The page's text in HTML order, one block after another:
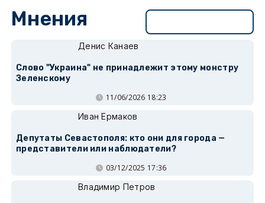
Мнения
Денис Канаев
Слово "Украина" не принадлежит этому монстру
Зеленскому
11/06/2026 18:23
Иван Ермаков
Депутаты Севастополя: кто они для города —
представители или наблюдатели?
03/12/2025 17:36
Владимир Петров